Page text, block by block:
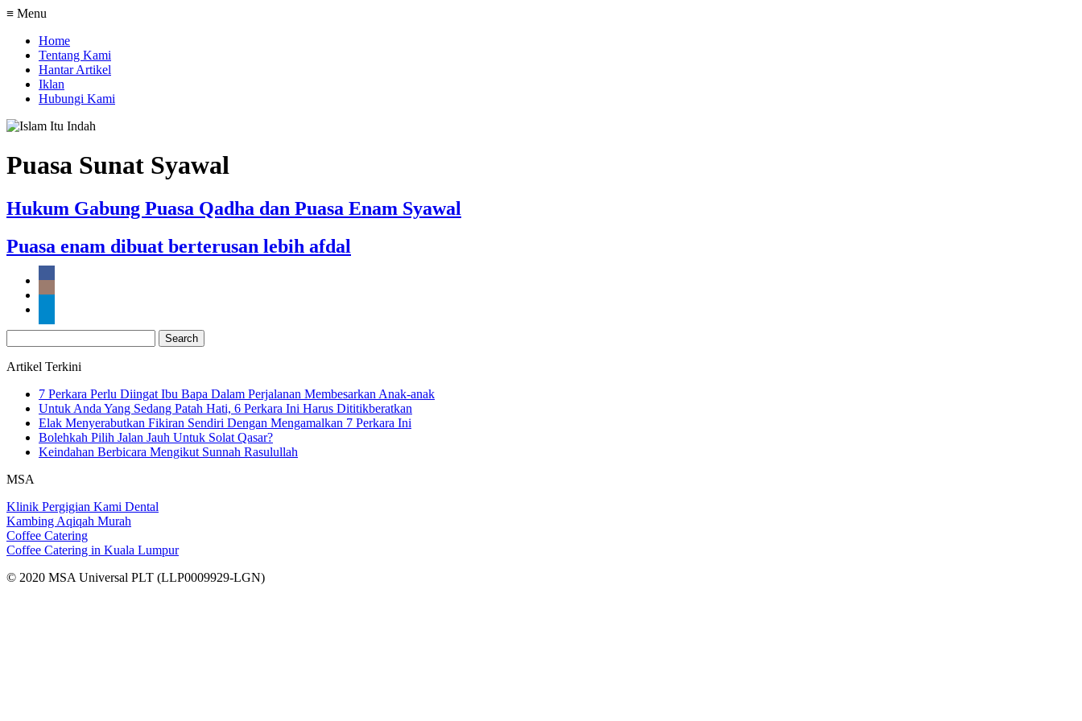
≡ Menu
Home
Tentang Kami
Hantar Artikel
Iklan
Hubungi Kami
Puasa Sunat Syawal
Hukum Gabung Puasa Qadha dan Puasa Enam Syawal
Puasa enam dibuat berterusan lebih afdal
for:
Artikel Terkini
7 Perkara Perlu Diingat Ibu Bapa Dalam Perjalanan Membesarkan Anak-anak
Untuk Anda Yang Sedang Patah Hati, 6 Perkara Ini Harus Dititikberatkan
Elak Menyerabutkan Fikiran Sendiri Dengan Mengamalkan 7 Perkara Ini
Bolehkah Pilih Jalan Jauh Untuk Solat Qasar?
Keindahan Berbicara Mengikut Sunnah Rasulullah
MSA
Klinik Pergigian Kami Dental
Kambing Aqiqah Murah
Coffee Catering
Coffee Catering in Kuala Lumpur
© 2020 MSA Universal PLT (LLP0009929-LGN)